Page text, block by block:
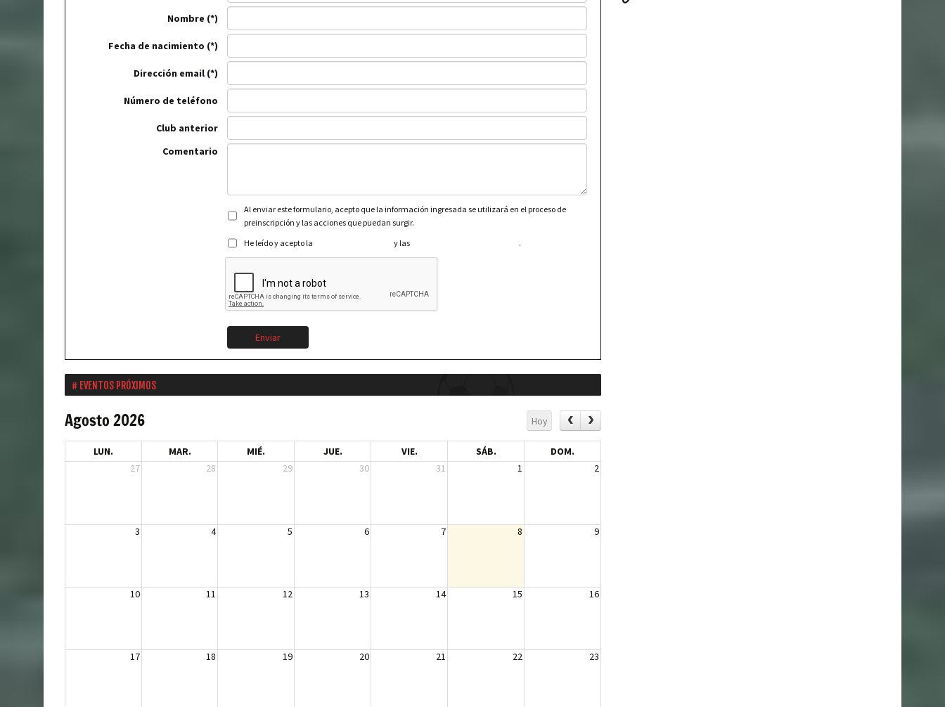
Nombre
Fecha de nacimiento
Dirección email
Número de teléfono
Club anterior
Comentario
Al enviar este formulario, acepto que la información ingresada se utilizará en el proceso de
preinscripción y las acciones que puedan surgir.
He leído y acepto la
y las .
Enviar
EVENTOS PRÓXIMOS
Agosto 2026 Hoy
LUN. MAR. MIÉ. JUE. VIE. SÁB.
DOM.
27
28 29 30 31 1 2
3 4 5 6 7 8 9
10 11 12 13 14 15 16
17 18 19 20 21 22 23